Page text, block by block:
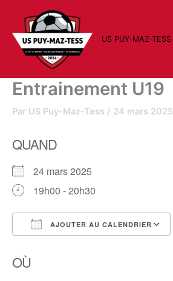
contenu
US PUY-MAZ-TESS
Entrainement U19
Par US Puy-Maz-Tess / 24 mars 2025
QUAND
24 mars 2025
19h00 - 20h30
AJOUTER AU CALENDRIER
OÙ